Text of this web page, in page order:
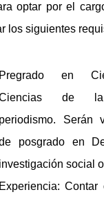
optar por el
los siguientes
Pregrado en
de la
periodismo. Serán
posgrado en
investigación social
Experiencia: